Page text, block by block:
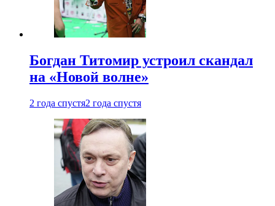
Богдан Титомир устроил скандал
на «Новой волне»
2 года спустя2 года спустя